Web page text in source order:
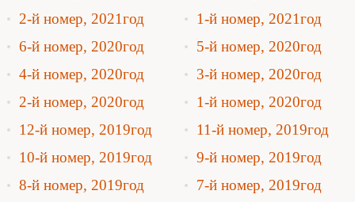
2-й номер, 2021год
1-й номер, 2021год
6-й номер, 2020год
5-й номер, 2020год
4-й номер, 2020год
3-й номер, 2020год
2-й номер, 2020год
1-й номер, 2020год
12-й номер, 2019год
11-й номер, 2019год
10-й номер, 2019год
9-й номер, 2019год
8-й номер, 2019год
7-й номер, 2019год